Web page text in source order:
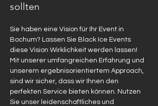
sollten
Sie haben eine Vision für Ihr Event in
Bochum? Lassen Sie Black Ice Events
diese Vision Wirklichkeit werden lassen!
Mit unserer umfangreichen Erfahrung und
unserem ergebnisorientiertem Approach,
sind wir sicher, dass wir Ihnen den
perfekten Service bieten können. Nutzen
Sie unser leidenschaftliches und